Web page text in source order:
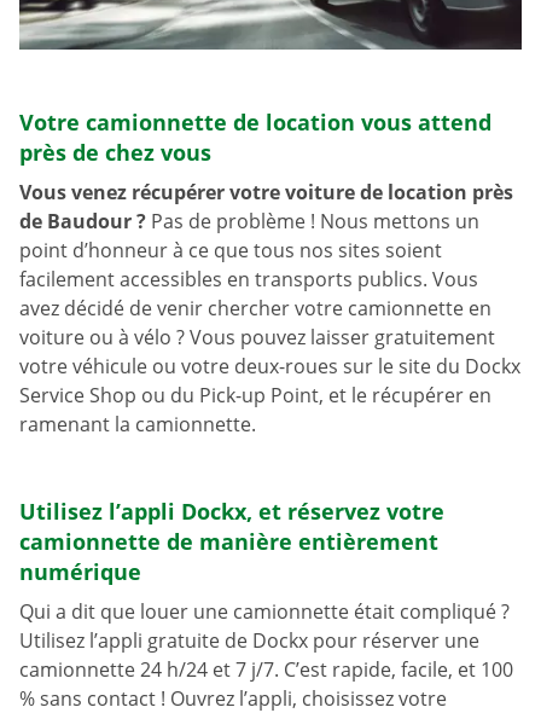
Votre camionnette de location vous attend
près de chez vous
Vous venez récupérer votre voiture de location près
de Baudour? Pas de problème ! Nous mettons un
point d’honneur à ce que tous nos sites soient
facilement accessibles en transports publics. Vous
avez décidé de venir chercher votre camionnette en
voiture ou à vélo ? Vous pouvez laisser gratuitement
votre véhicule ou votre deux-roues sur le site du Dockx
Service Shop ou du Pick-up Point, et le récupérer en
ramenant la camionnette.
Utilisez l’appli Dockx, et réservez votre
camionnette de manière entièrement
numérique
Qui a dit que louer une camionnette était compliqué ?
Utilisez l’appli gratuite de Dockx pour réserver une
camionnette 24 h/24 et 7 j/7. C’est rapide, facile, et 100
% sans contact ! Ouvrez l’appli, choisissez votre